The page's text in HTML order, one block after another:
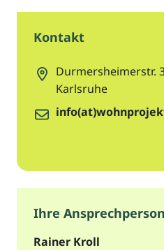
Kontakt
Durmersheimerstr.
Karlsruhe
Ihre Ansprechperson
Rainer Kroll